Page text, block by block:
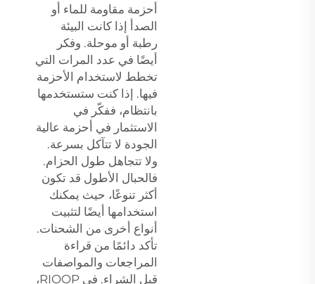
أحزمة مقاومة للماء أو
الصدأ إذا كانت البيئة
رطبة أو موحلة. وفكر
أيضًا في عدد المرات التي
تخطط لاستخدام الأحزمة
فيها. إذا كنت ستستخدمها
بانتظام، ففكّر في
الاستثمار في أحزمة عالية
الجودة لا تتآكل بسرعة.
ولا تتجاهل طول الحزام.
فالحبال الأطول قد تكون
أكثر تنوعًا، حيث يمكنك
استخدامها أيضًا لتثبيت
أنواع أخرى من الشحنات.
تأكد دائمًا من قراءة
المراجعات والمواصفات
قبل الشراء. في RIOOP،